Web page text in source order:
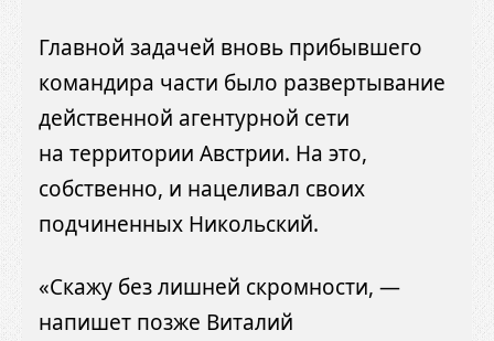
Главной задачей вновь прибывшего
командира части было развертывание
действенной агентурной сети
на территории Австрии. На это,
собственно, и нацеливал своих
подчиненных Никольский.
«Скажу без лишней скромности, —
напишет позже Виталий